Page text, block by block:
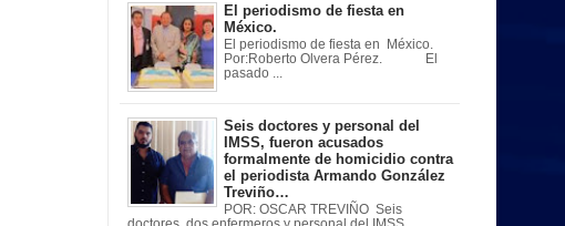
El periodismo de fiesta en
México.
El periodismo de fiesta en México.
Por:Roberto Olvera Pérez. El
pasado ...
Seis doctores y personal del
IMSS, fueron acusados
formalmente de homicidio contra
el periodista Armando González
Treviño…
POR: OSCAR TREVIÑO Seis